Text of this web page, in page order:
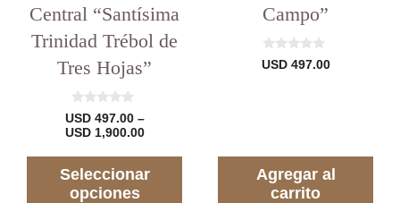
Central “Santísima
Trinidad Trébol de
Tres Hojas”
0
d
e
USD497.00 –
USD1,900.00Rango
precios:
desde
Seleccionar
opciones
Campo”
0
d
USD497.00
Agregar al
carrito